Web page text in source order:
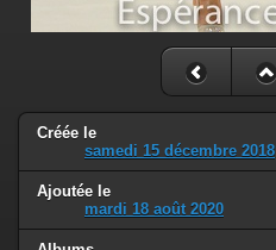
Créée le
samedi 15 décembre 2018
Ajoutée le
mardi 18 août 2020